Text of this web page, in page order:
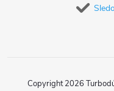
Copyright 2026